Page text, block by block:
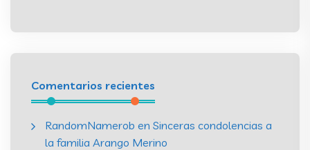
Comentarios recientes
RandomNamerob en Sinceras condolencias a
la familia Arango Merino